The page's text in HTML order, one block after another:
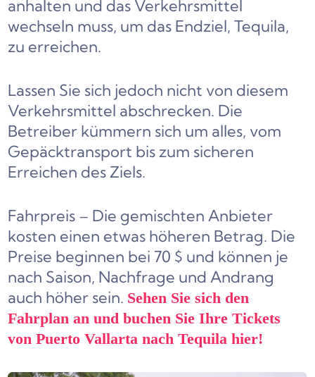
anhalten und das Verkehrsmittel
wechseln muss, um das Endziel, Tequila,
zu erreichen.
Lassen Sie sich jedoch nicht von diesem
Verkehrsmittel abschrecken. Die
Betreiber kümmern sich um alles, vom
Gepäcktransport bis zum sicheren
Erreichen des Ziels.
Fahrpreis – Die gemischten Anbieter
kosten einen etwas höheren Betrag. Die
Preise beginnen bei 70 $ und können je
nach Saison, Nachfrage und Andrang
auch höher sein. Sehen Sie sich den
Fahrplan an und buchen Sie Ihre Tickets
von Puerto Vallarta nach Tequila hier!